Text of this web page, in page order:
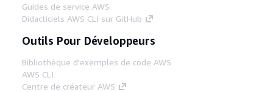
Guides de service AWS
Didacticiels AWS CLI sur GitHub
Outils Pour Développeurs
Bibliothèque d'exemples de code AWS
AWS CLI
Centre de créateur AWS